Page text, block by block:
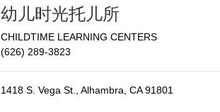
幼儿时光托儿所
CHILDTIME LEARNING CENTERS
(626) 289-3823
1418 S. Vega St., Alhambra, CA 91801